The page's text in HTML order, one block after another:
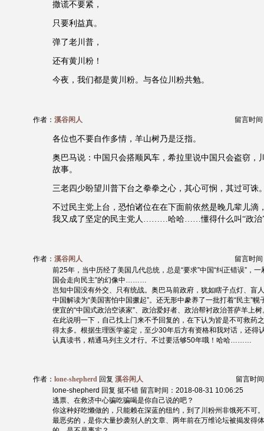
撒谎不要紧，
只要利益真。
弹了老川普，
还有黄川粉！
今夜，我们都是黄川粉。与各位川粉共勉。
作者： 溪谷闲人 留言时间
各位也不要自作多情，羊山树乃是泛指。
奥巴马说：中国只会搭顺风车，希拉里说中国只会盗窃，
故事。
三老四少盼望川普下台之拳拳之心，其心可悯，其过可诛
不过民主党上台，恐怕诸位在在下面前依然是晚几辈儿滴
我又成了坚定的民主党人………哈哈……懂得什么叫“政治
作者： 溪谷闲人
留言时间
前25年，当中历经了美国几代总统，总是“要求”中国“纠正错误”，
国会走向民主”的幻像中………
岂知中国没有外交、只有统战。奥巴马前政府，犹如瞎子点灯、盲
中国解读为“美国害怕中国撅起”。还无形中豢养了一批打着“民主”
便宜的“中国式政治空谈家”、政治爱好者、政治帮衬政治菩萨羊上树
在此说明一下，自己找上门来不予回复的，在下认为皆是不可救药
得太多。根据生理医学鉴定，至少30年后方有资格和我对话，还得
认真读书，精通马列主义才行。不过要活够50年哦！哈哈………
作者： lone-shepherd 回复 溪谷闲人
留言时
lone-shepherd 回复 挺不错 留言时间：2018-08-31 10:06:25
逃票、在救济中心骗吃骗喝是你自己说的吧？
你这种好吃懒做的，只能赖在深蓝的纽约，到了川粉州非饿死不可。
最恶劣的，是你大量抄袭别人的文章、两年前在万维论坛被揭发得